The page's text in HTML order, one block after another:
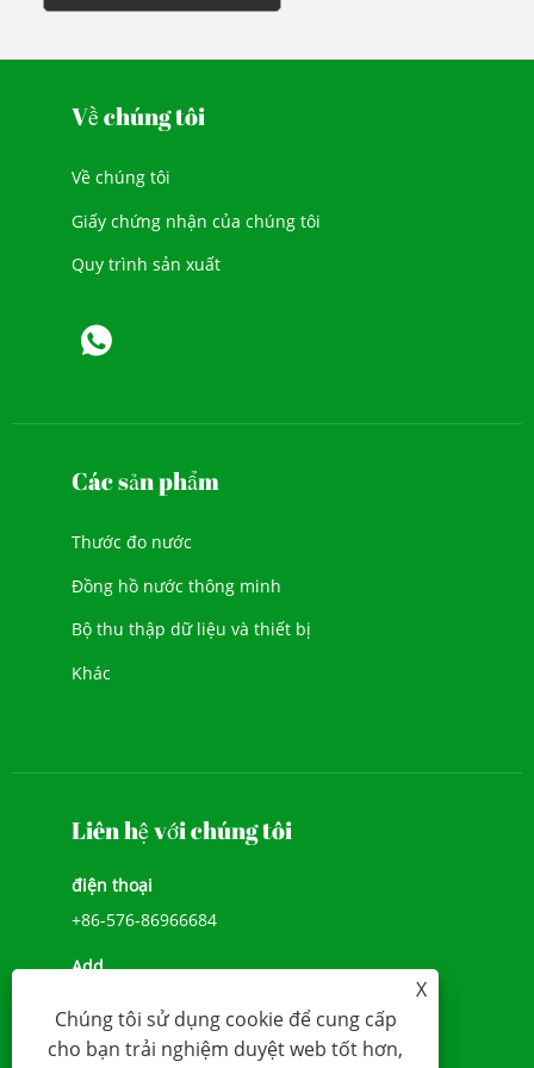
Về chúng tôi
Về chúng tôi
Giấy chứng nhận của chúng tôi
Quy trình sản xuất
Các sản phẩm
Thước đo nước
Đồng hồ nước thông minh
Bộ thu thập dữ liệu và thiết bị
Khác
Liên hệ với chúng tôi
điện thoại
+86-576-86966684
Add
SỐ 1039, ĐẠI LỘ JIULONG, ĐƯỜNG CHENGXI,
WENLING, ZHEJIANG, TRUNG QUỐC (317500)
X
Chúng tôi sử dụng cookie để cung cấp
cho bạn trải nghiệm duyệt web tốt hơn,